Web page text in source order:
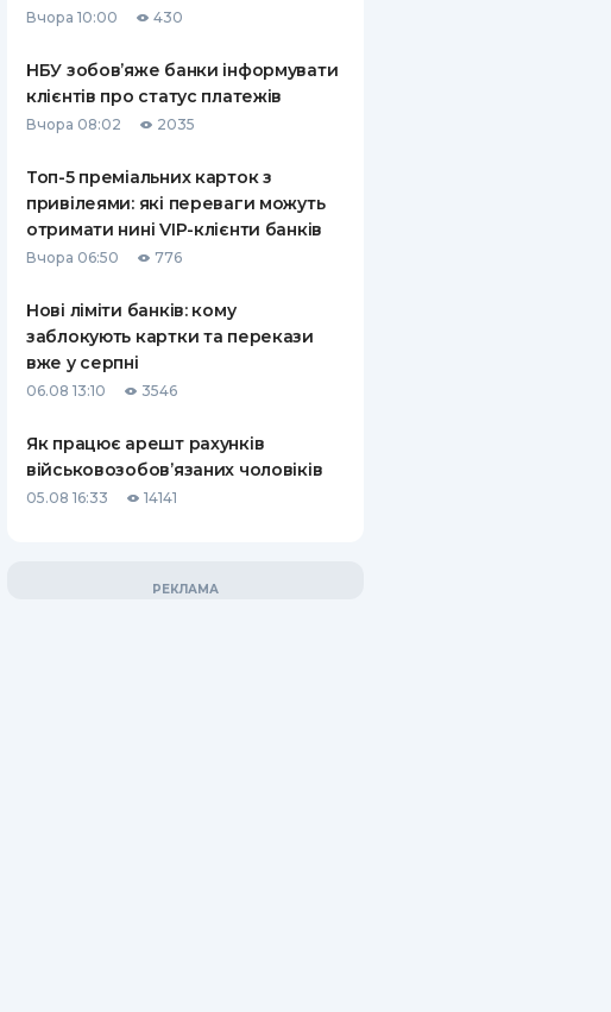
СТРАХУВАННЮ
ВСІ СТРАХОВІ ПОЛІСИ
ВІДГУКИ ПРО СТРАХОВІ
КОМПАНІЇ
КОНТАКТИ
Вчора 10:00 430
НБУ зобов’яже банки інформувати
клієнтів про статус платежів
Вчора 08:02 2035
Топ-5 преміальних карток з
привілеями: які переваги можуть
отримати нині VIP-клієнти банків
Вчора 06:50 776
Нові ліміти банків: кому
заблокують картки та перекази
вже у серпні
06.08 13:10 3546
Як працює арешт рахунків
військовозобов’язаних чоловіків
05.08 16:33 14141